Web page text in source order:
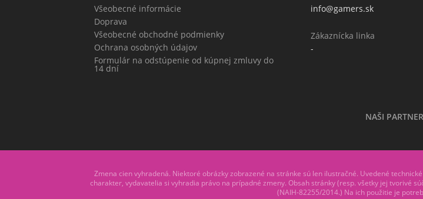
Všeobecné informácie
Doprava
Všeobecné obchodné podmienky
Ochrana osobných údajov
Formulár na odstúpenie od kúpnej zmluvy do
14 dní
info@gamers.sk
Zákaznícka linka
-
NAŠI
Zmena cien vyhradená. Niektoré obrázky zobrazené na stránke sú len ilustračné. Uvedené
charakter, vydavatelia si vyhradia právo na prípadné zmeny. Obsah stránky (resp. všetky jej tvorivé
(NAIH-82255/2014.) Na ich použitie je